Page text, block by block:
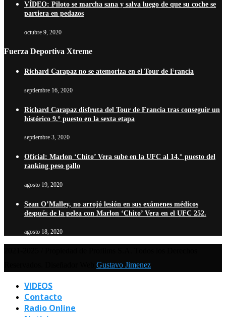
VÍDEO: Piloto se marcha sana y salva luego de que su coche se
partiera en pedazos
octubre 9, 2020
Fuerza Deportiva Xtreme
Richard Carapaz no se atemoriza en el Tour de Francia
septiembre 16, 2020
Richard Carapaz disfruta del Tour de Francia tras conseguir un
histórico 9.º puesto en la sexta etapa
septiembre 3, 2020
Oficial: Marlon ‘Chito’ Vera sube en la UFC al 14.° puesto del
ranking peso gallo
agosto 19, 2020
Sean O’Malley, no arrojó lesión en sus exámenes médicos
después de la pelea con Marlon ‘Chito’ Vera en el UFC 252.
agosto 18, 2020
Gustavo Jimenez
VIDEOS
Contacto
Radio Online